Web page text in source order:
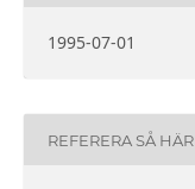
1995-07-01
REFERERA SÅ HÄR